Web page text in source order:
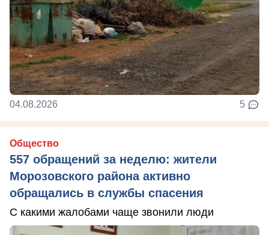
04.08.2026 5
Общество
557 обращений за неделю: жители
Морозовского района активно
обращались в службы спасения
С какими жалобами чаще звонили люди